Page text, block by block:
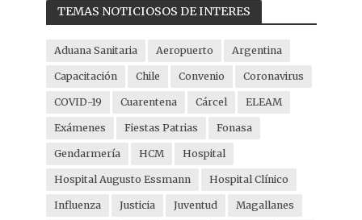
TEMAS NOTICIOSOS DE INTERES
Aduana Sanitaria Aeropuerto Argentina
Capacitación Chile Convenio Coronavirus
COVID-19 Cuarentena Cárcel ELEAM
Exámenes Fiestas Patrias Fonasa
Gendarmería HCM Hospital
Hospital Augusto Essmann Hospital Clínico
Influenza Justicia Juventud Magallanes